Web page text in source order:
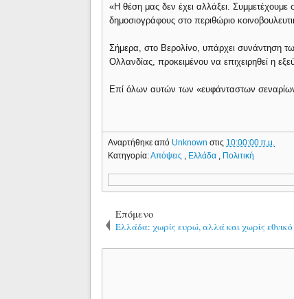
«Η θέση μας δεν έχει αλλάξει.
δημοσιογράφους στο περιθώριο
Σήμερα, στο Βερολίνο, υπάρχει συνάντηση
Ολλανδίας, προκειμένου να επιχειρηθεί η
Επί όλων αυτών των «ευφάνταστων
Αναρτήθηκε από Unknownστις 10:00:00 π.μ.
Κατηγορία:Απόψεις Ελλάδα Πολιτική
Επόμενο
Ελλάδα: χωρίς ευρώ, αλλά και χωρίς εθνικό